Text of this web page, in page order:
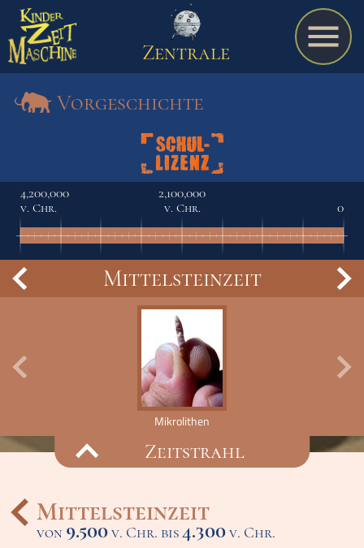
A bis Z
Termine
Schulmaterialien
Zentrale
Vorgeschichte
4,200,000
v. Chr.
2,100,000
v. Chr.
0
Mittelsteinzeit
Mikrolithen
Zeitstrahl
Ereignisse
Mittelsteinzeit
von 9.500v. Chr. bis4.300v. Chr.